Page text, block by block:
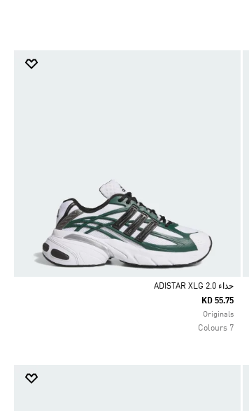
Selected
حذاء ADISTAR XLG 2.0
KD 55.75
Originals
7 Colours